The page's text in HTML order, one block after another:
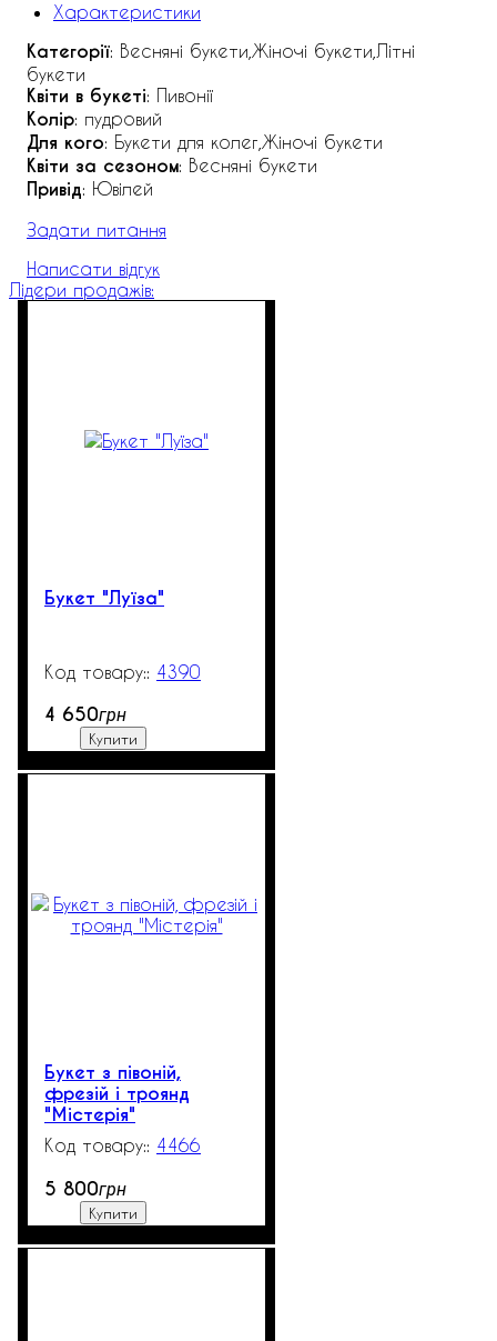
Характеристики
Категорії: Весняні букети,Жіночі букети,Літні
букети
Квіти в букеті: Пивонії
Колір: пудровий
Для кого: Букети для колег,Жіночі букети
Квіти за сезоном: Весняні букети
Привід: Ювілей
Задати питання
Написати відгук
Лідери продажів:
Букет "Луїза"
4390
4 650грн
Купити
Букет з півоній,
фрезій і троянд
"Містерія"
4466
5 800грн
Купити